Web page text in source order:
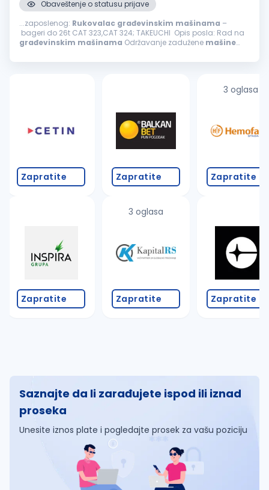
Obaveštenje o statusu prijave
...zaposlenog: Rukovalac građevinskim mašinama –
bageri do 26t CAT 323,CAT 324; TAKEUCHI Opis posla: Rad na
građevinskim mašinama Održavanje zadužene mašine
iskustvo neophodno...
Zapratite
Zapratite
Zapratite
3 oglasa
Zapratite
3 oglasa
Zapratite
Zapratite
Saznajte da li zarađujete ispod ili iznad
proseka
Unesite iznos plate i pogledajte prosek za vašu poziciju